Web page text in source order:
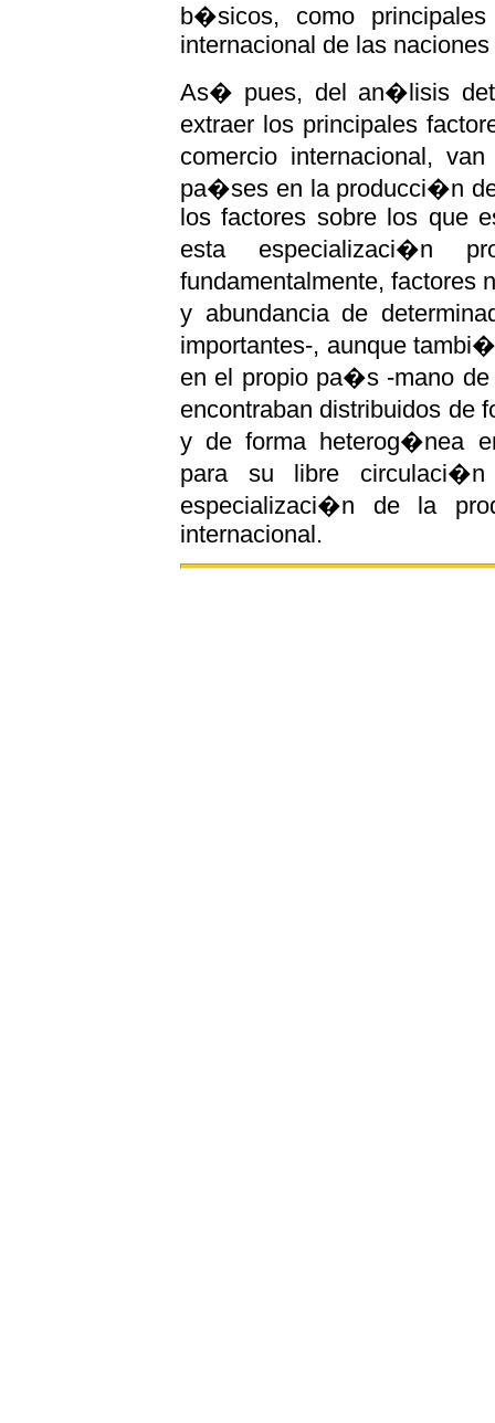
b�sicos, como
internacional de las
As� pues, del an�lisis
extraer los principales
comercio internacional,
pa�ses en la producci�n
los factores sobre los que
esta especializaci�n
fundamentalmente,
y abundancia de
importantes-, aunque
en el propio pa�s -mano
encontraban distribuidos
y de forma heterog�nea
para su libre
especializaci�n de la
internacional.